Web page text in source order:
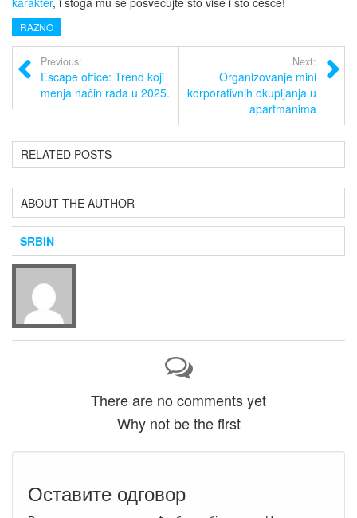
RAZNO
Previous:
Escape office: Trend koji
menja način rada u 2025.
Next:
Organizovanje mini
korporativnih okupljanja u
apartmanima
RELATED POSTS
ABOUT THE AUTHOR
SRBIN
There are no comments yet
Why not be the first
Оставите одговор